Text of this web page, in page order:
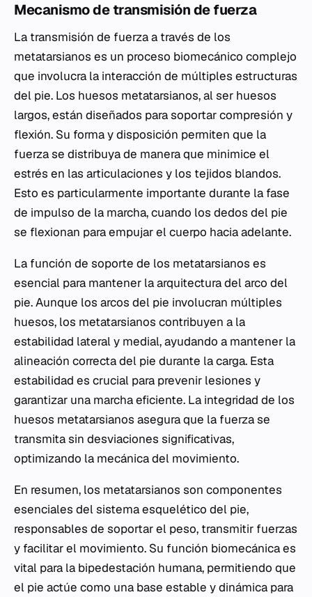
Mecanismo de transmisión de fuerza
La transmisión de fuerza a través de los
metatarsianos es un proceso biomecánico complejo
que involucra la interacción de múltiples estructuras
del pie. Los huesos metatarsianos, al ser huesos
largos, están diseñados para soportar compresión y
flexión. Su forma y disposición permiten que la
fuerza se distribuya de manera que minimice el
estrés en las articulaciones y los tejidos blandos.
Esto es particularmente importante durante la fase
de impulso de la marcha, cuando los dedos del pie
se flexionan para empujar el cuerpo hacia adelante.
La función de soporte de los metatarsianos es
esencial para mantener la arquitectura del arco del
pie. Aunque los arcos del pie involucran múltiples
huesos, los metatarsianos contribuyen a la
estabilidad lateral y medial, ayudando a mantener la
alineación correcta del pie durante la carga. Esta
estabilidad es crucial para prevenir lesiones y
garantizar una marcha eficiente. La integridad de los
huesos metatarsianos asegura que la fuerza se
transmita sin desviaciones significativas,
optimizando la mecánica del movimiento.
En resumen, los metatarsianos son componentes
esenciales del sistema esquelético del pie,
responsables de soportar el peso, transmitir fuerzas
y facilitar el movimiento. Su función biomecánica es
vital para la bipedestación humana, permitiendo que
el pie actúe como una base estable y dinámica para